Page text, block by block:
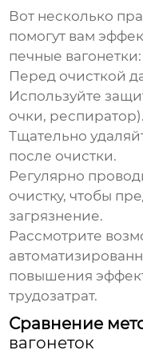
Вот несколько
помогут вам
печные вагонетки:
Перед очисткой
Используйте
очки, респиратор).
Тщательно
после очистки.
Регулярно
очистку, чтобы
загрязнение.
Рассмотрите
повышения
трудозатрат.
Сравнение
вагонеток